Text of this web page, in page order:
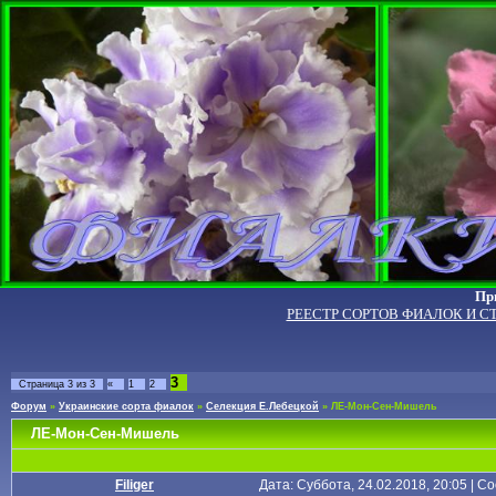
РЕЕСТР СОРТОВ ФИАЛОК И
Страница 3 из 3 « 1 2 3
Форум » Украинские сорта фиалок » Селекция Е.Лебецкой » ЛЕ-Мон-Сен-Мишель
ЛЕ-Мон-Сен-Мишель
Filiger Дата: Суббота, 24.02.2018, 20:05 |